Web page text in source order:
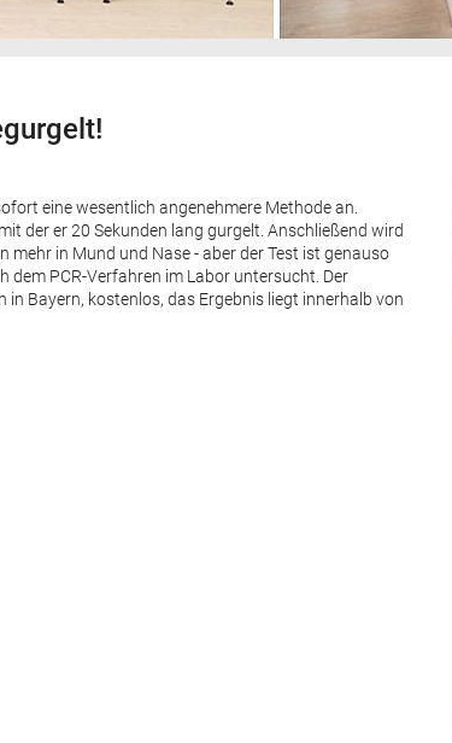
eine wesentlich angenehmere Methode an.
der er 20 Sekunden lang gurgelt. Anschließend wird
mehr in Mund und Nase - aber der Test ist genauso
dem PCR-Verfahren im Labor untersucht. Der
in Bayern, kostenlos, das Ergebnis liegt innerhalb von